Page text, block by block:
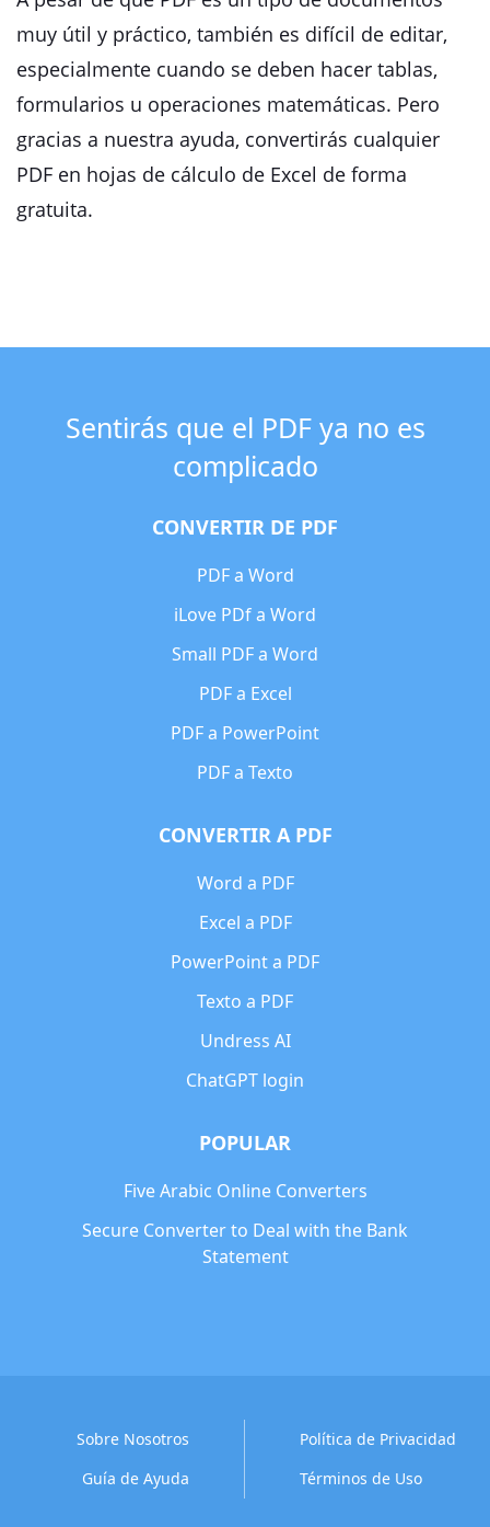
muy útil y práctico, también es difícil de editar,
especialmente cuando se deben hacer tablas,
formularios u operaciones matemáticas. Pero
gracias a nuestra ayuda, convertirás cualquier
PDF en hojas de cálculo de Excel de forma
gratuita.
Sentirás que el PDF ya no es
complicado
CONVERTIR DE PDF
PDF a Word
iLove PDf a Word
Small PDF a Word
PDF a Excel
PDF a PowerPoint
PDF a Texto
CONVERTIR A PDF
Word a PDF
Excel a PDF
PowerPoint a PDF
Texto a PDF
Undress AI
ChatGPT login
POPULAR
Five Arabic Online Converters
Secure Converter to Deal with the Bank
Statement
Sobre Nosotros
Política de Privacidad
Guía de Ayuda
Términos de Uso